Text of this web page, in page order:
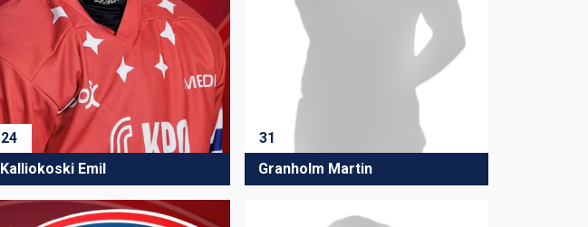
24
Kalliokoski Emil
31
Granholm Martin